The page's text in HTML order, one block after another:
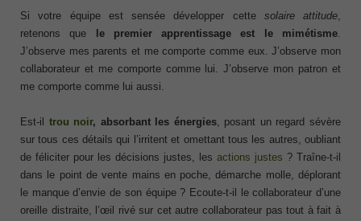
Si votre équipe est sensée développer cette solaire attitude,
retenons que
le premier apprentissage est le mimétisme.
J’observe mes parents et me comporte comme eux. J’observe mon
collaborateur et me comporte comme lui. J’observe mon patron et
me comporte comme lui aussi.
Est-il trou noir, absorbant les énergies, posant un regard sévère
sur tous ces détails qui l’irritent et omettant tous les autres, oubliant
de féliciter pour les décisions justes, les actions justes ? Traîne-t-il
dans le point de vente mains en poche, démarche molle, déplorant
le manque d’envie de son équipe ? Ecoute-t-il le collaborateur d’une
oreille distraite, l’œil rivé sur cet autre collaborateur pas tout à fait à